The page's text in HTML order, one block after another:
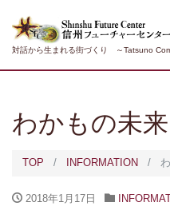
対話から生まれる街づくり ～Tatsuno
わかもの未
TOP INFORMATION
2018年1月17日